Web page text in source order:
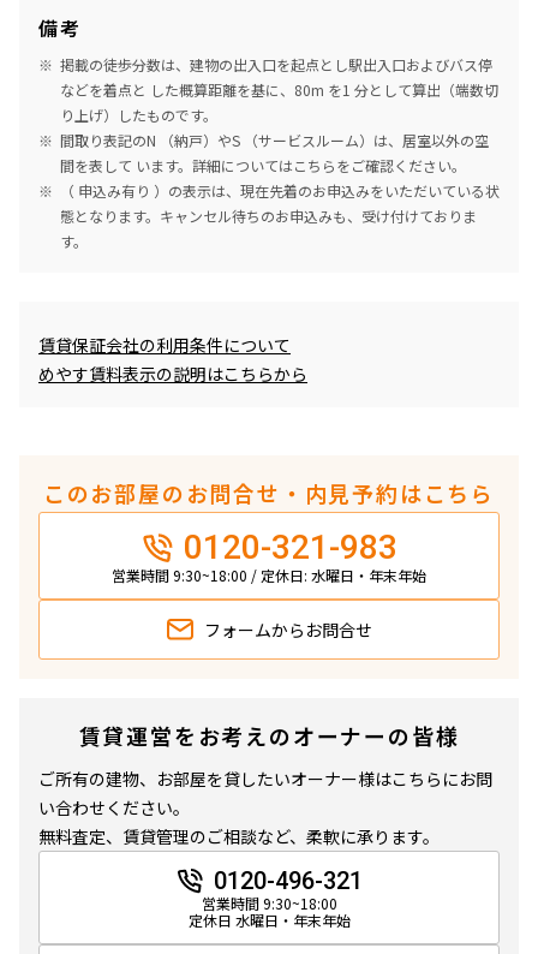
備考
掲載の徒歩分数は、建物の出入口を起点とし駅出入口およびバス停
などを着点と した概算距離を基に、80m を1 分として算出（端数切
り上げ）したものです。
間取り表記のN （納戸）やS （サービスルーム）は、居室以外の空
間を表して います。詳細についてはこちらをご確認ください。
（ 申込み有り ）の表示は、現在先着のお申込みをいただいている状
態となります。キャンセル待ちのお申込みも、受け付けておりま
す。
賃貸保証会社の利用条件について
めやす賃料表示の説明はこちらから
このお部屋のお問合せ・内見予約はこちら
0120-321-983
営業時間 9:30~18:00 / 定休日: 水曜日・年末年始
フォームから お問合せ
賃貸運営をお考えのオーナーの皆様
ご所有の建物、お部屋を貸したいオーナー様はこちらにお問
い合わせください。
無料査定、賃貸管理のご相談など、柔軟に承ります。
0120-496-321
営業時間 9:30~18:00
定休日 水曜日・年末年始